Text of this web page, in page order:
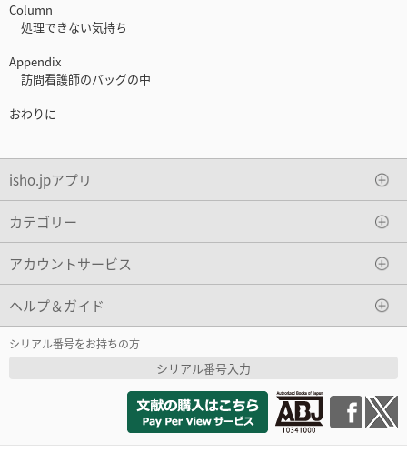
Column
処理できない気持ち
Appendix
訪問看護師のバッグの中
おわりに
isho.jpアプリ
カテゴリー
アカウントサービス
ヘルプ＆ガイド
シリアル番号をお持ちの方
シリアル番号入力